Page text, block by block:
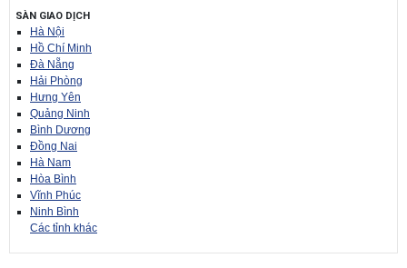
SÀN GIAO DỊCH
Hà Nội
Hồ Chí Minh
Đà Nẵng
Hải Phòng
Hưng Yên
Quảng Ninh
Bình Dương
Đồng Nai
Hà Nam
Hòa Bình
Vĩnh Phúc
Ninh Bình
Các tỉnh khác